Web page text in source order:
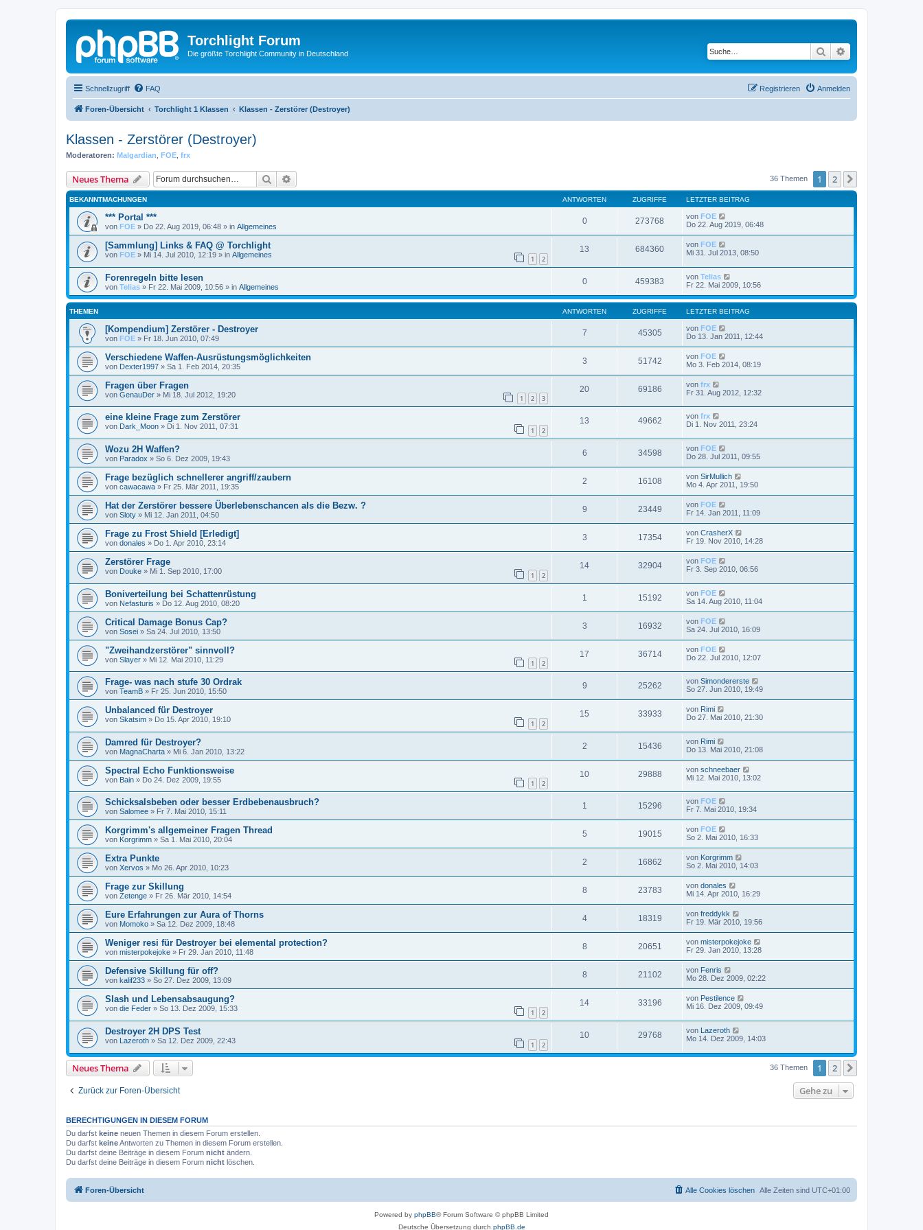
Torchlight Forum
Die größte Torchlight Community in Deutschland Suche
Schnellzugriff FAQ Anmelden
Registrieren
Foren-Übersicht Torchlight 1 Klassen Klassen - Zerstörer (Destroyer)
Klassen - Zerstörer (Destroyer)
Moderatoren: Malgardian FOE frx
Neues Thema Suche 36 Themen 1 2
BEKANNTMACHUNGEN ANTWORTEN ZUGRIFFE LETZTER BEITRAG
*** Portal ***
von FOE » Do 22. Aug 2019, 06:48 » in Allgemeines
0 273768 von FOE
Do 22. Aug 2019, 06:48
[Sammlung] Links & FAQ @ Torchlight
von FOE » Mi 14. Jul 2010, 12:19 » in Allgemeines 1 2
13 684360 von FOE
Mi 31. Jul 2013, 08:50
Forenregeln bitte lesen
von Telias » Fr 22. Mai 2009, 10:56 » in Allgemeines
0 459383 von Telias
Fr 22. Mai 2009, 10:56
THEMEN ANTWORTEN ZUGRIFFE LETZTER BEITRAG
[Kompendium] Zerstörer - Destroyer
von FOE » Fr 18. Jun 2010, 07:49
7 45305 von FOE
Do 13. Jan 2011, 12:44
Verschiedene Waffen-Ausrüstungsmöglichkeiten
von Dexter1997 » Sa 1. Feb 2014, 20:35
3 51742 von FOE
Mo 3. Feb 2014, 08:19
Fragen über Fragen
von GenauDer » Mi 18. Jul 2012, 19:20 1 2 3
20 69186 von frx
Fr 31. Aug 2012, 12:32
eine kleine Frage zum Zerstörer
von Dark_Moon » Di 1. Nov 2011, 07:31 1 2
13 49662 von frx
Di 1. Nov 2011, 23:24
Wozu 2H Waffen?
von Paradox » So 6. Dez 2009, 19:43
6 34598 von FOE
Do 28. Jul 2011, 09:55
Frage bezüglich schnellerer angriff/zaubern
von cawacawa » Fr 25. Mär 2011, 19:35
2 16108 von SirMullich
Mo 4. Apr 2011, 19:50
Hat der Zerstörer bessere Überlebenschancen als die Bezw. ?
von Sloty » Mi 12. Jan 2011, 04:50
9 23449 von FOE
Fr 14. Jan 2011, 11:09
Frage zu Frost Shield [Erledigt]
von donales » Do 1. Apr 2010, 23:14
3 17354 von CrasherX
Fr 19. Nov 2010, 14:28
Zerstörer Frage
von Douke » Mi 1. Sep 2010, 17:00 1 2
14 32904 von FOE
Fr 3. Sep 2010, 06:56
Boniverteilung bei Schattenrüstung
von Nefasturis » Do 12. Aug 2010, 08:20
1 15192 von FOE
Sa 14. Aug 2010, 11:04
Critical Damage Bonus Cap?
von Sosei » Sa 24. Jul 2010, 13:50
3 16932 von FOE
Sa 24. Jul 2010, 16:09
"Zweihandzerstörer" sinnvoll?
von Slayer » Mi 12. Mai 2010, 11:29 1 2
17 36714 von FOE
Do 22. Jul 2010, 12:07
Frage- was nach stufe 30 Ordrak
von TeamB » Fr 25. Jun 2010, 15:50
9 25262 von Simondererste
So 27. Jun 2010, 19:49
Unbalanced für Destroyer
von Skatsim » Do 15. Apr 2010, 19:10 1 2
15 33933 von Rimi
Do 27. Mai 2010, 21:30
Damred für Destroyer?
von MagnaCharta » Mi 6. Jan 2010, 13:22
2 15436 von Rimi
Do 13. Mai 2010, 21:08
Spectral Echo Funktionsweise
von Bain » Do 24. Dez 2009, 19:55 1 2
10 29888 von schneebaer
Mi 12. Mai 2010, 13:02
Schicksalsbeben oder besser Erdbebenausbruch?
von Salomee » Fr 7. Mai 2010, 15:11
1 15296 von FOE
Fr 7. Mai 2010, 19:34
Korgrimm's allgemeiner Fragen Thread
von Korgrimm » Sa 1. Mai 2010, 20:04
5 19015 von FOE
So 2. Mai 2010, 16:33
Extra Punkte
von Xervos » Mo 26. Apr 2010, 10:23
2 16862 von Korgrimm
So 2. Mai 2010, 14:03
Frage zur Skillung
von Zetenge » Fr 26. Mär 2010, 14:54
8 23783 von donales
Mi 14. Apr 2010, 16:29
Eure Erfahrungen zur Aura of Thorns
von Momoko » Sa 12. Dez 2009, 18:48
4 18319 von freddykk
Fr 19. Mär 2010, 19:56
Weniger resi für Destroyer bei elemental protection?
von misterpokejoke » Fr 29. Jan 2010, 11:48
8 20651 von misterpokejoke
Fr 29. Jan 2010, 13:28
Defensive Skillung für off?
von kalif233 » So 27. Dez 2009, 13:09
8 21102 von Fenris
Mo 28. Dez 2009, 02:22
Slash und Lebensabsaugung?
von die Feder » So 13. Dez 2009, 15:33 1 2
14 33196 von Pestilence
Mi 16. Dez 2009, 09:49
Destroyer 2H DPS Test
von Lazeroth » Sa 12. Dez 2009, 22:43 1 2
10 29768 von Lazeroth
Mo 14. Dez 2009, 14:03
Neues Thema 36 Themen 1 2
Zurück zur Foren-Übersicht Gehe zu
BERECHTIGUNGEN IN DIESEM FORUM
Du darfst keine neuen Themen in diesem Forum erstellen.
Du darfst keineAntworten zu Themen in diesem Forum erstellen.
Du darfst deine Beiträge in diesem Forum nicht ändern.
Du darfst deine Beiträge in diesem Forum nicht löschen.
Foren-Übersicht Alle Zeiten sind UTC+01:00
Alle Cookies löschen
Powered by phpBB® Forum Software © phpBB Limited
Deutsche Übersetzung durch phpBB.de